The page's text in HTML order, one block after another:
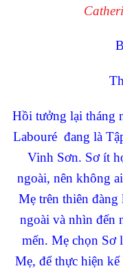
Hồi tưởng lại tháng
Labouré đang là
Vinh Sơn. Sơ ít
ngoài, nên không
Mẹ trên thiên
ngoài và nhìn đến
mến. Mẹ chọn Sơ
Mẹ, để thực hiện